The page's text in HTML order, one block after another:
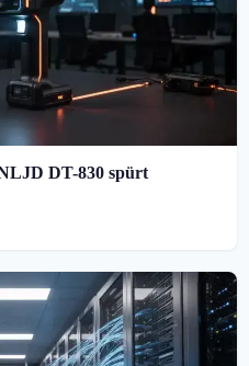
DT-830 spürt